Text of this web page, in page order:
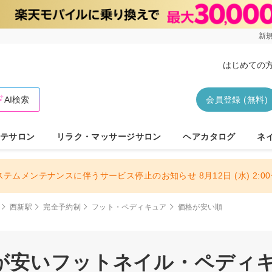
新
はじめての
会員登録 (無料)
AI検索
サロン リラク・マッサージサロン ヘアカタログ ネ
テムメンテナンスに伴うサービス停止のお知らせ 8月12日 (水)
西新駅 完全予約制 フット・ペディキュア 価格が安い順
安いフットネイル・ペディ